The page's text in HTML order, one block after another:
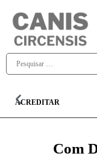
ACREDITAR
Com